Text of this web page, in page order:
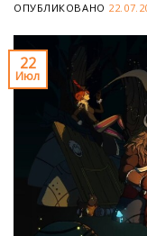
ОПУБЛИКОВАНО
22
Июл